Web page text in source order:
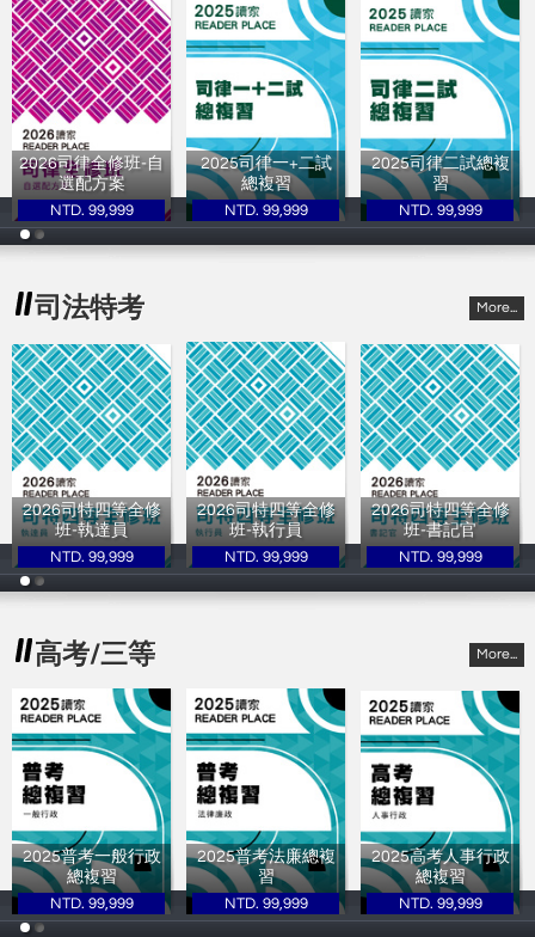
2026司律全修班-自
選配方案
讀家補習班
NTD. 99,999
2025司律一+二試
總複習
讀家補習班
NTD. 99,999
2025司律二試總複
習
讀家補習班
NTD. 99,999
司法特考 More...
2026司特四等全修
班-執達員
讀家補習班
NTD. 99,999
2026司特四等全修
班-執行員
讀家補習班
NTD. 99,999
2026司特四等全修
班-書記官
讀家補習班
NTD. 99,999
高考/三等 More...
2025普考一般行政
總複習
讀家補習班
NTD. 99,999
2025普考法廉總複
習
讀家補習班
NTD. 99,999
2025高考人事行政
總複習
讀家補習班
NTD. 99,999